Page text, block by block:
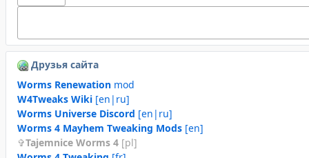
Друзья сайта
Worms Renewation mod
W4Tweaks Wiki [en|ru]
Worms Universe Discord [en|ru]
Worms 4 Mayhem Tweaking Mods [en]
Tajemnice Worms 4 [pl]